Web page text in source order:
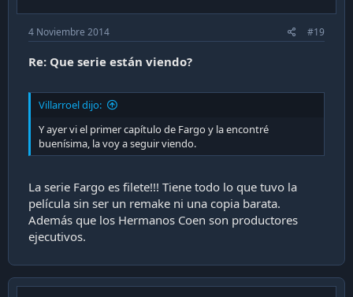
4 Noviembre 2014 #19
Re: Que serie están viendo?
Villarroel dijo:
Y ayer vi el primer capítulo de Fargo y la encontré
buenísima, la voy a seguir viendo.
La serie Fargo es filete!!! Tiene todo lo que tuvo la
película sin ser un remake ni una copia barata.
Además que los Hermanos Coen son productores
ejecutivos.